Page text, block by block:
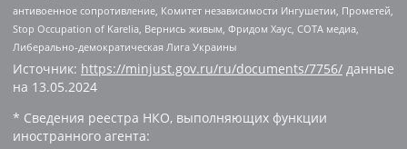
антивоенное сопротивление, Комитет независимости Ингушетии, Прометей,
Stop Occupation of Karelia, Вернись живым, Фридом Хаус, СОТА медиа,
Либерально-демократическая Лига Украины
Источник: https://minjust.gov.ru/ru/documents/7756/ данные
на 13.05.2024
* Сведения реестра НКО, выполняющих функции
иностранного агента: